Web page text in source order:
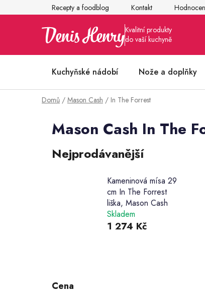
na
Recepty a foodblog Kontakt
Kuchyňské nádobí Nože a doplňky
Články z kuchyně
Domů / Mason Cash / In The Forrest
Mason Cash In The
Nejprodávanější
Kameninová mísa 29
cm In The Forrest
liška, Mason Cash
Skladem
1 274 Kč
Cena